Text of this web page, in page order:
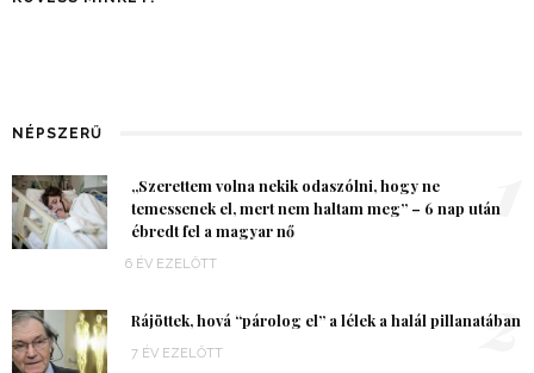
NÉPSZERŰ
„Szerettem volna nekik odaszólni, hogy ne
temessenek el, mert nem haltam meg” – 6 nap után
ébredt fel a magyar nő
6 ÉV EZELŐTT
1
Rájöttek, hová “párolog el” a lélek a halál pillanatában
7 ÉV EZELŐTT 2